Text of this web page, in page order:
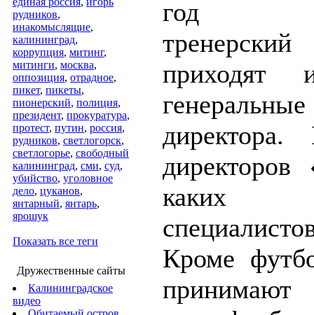
рудников,
инакомыслящие,
калининград,
коррупция, митинг,
митинги, москва,
оппозиция, отрадное,
пикет, пикеты,
пионерский, полиция,
президент, прокуратура,
протест, путин, россия,
рудников, светлогорск,
светлогорье, свободный
калининград, сми, суд,
убийство, уголовное
дело, цуканов,
янтарный, янтарь,
ярошук
Показать все теги
Дружественные сайты
Калининградское
видео
год
приходят
генеральные
директоров
каких
Кроме
принимают